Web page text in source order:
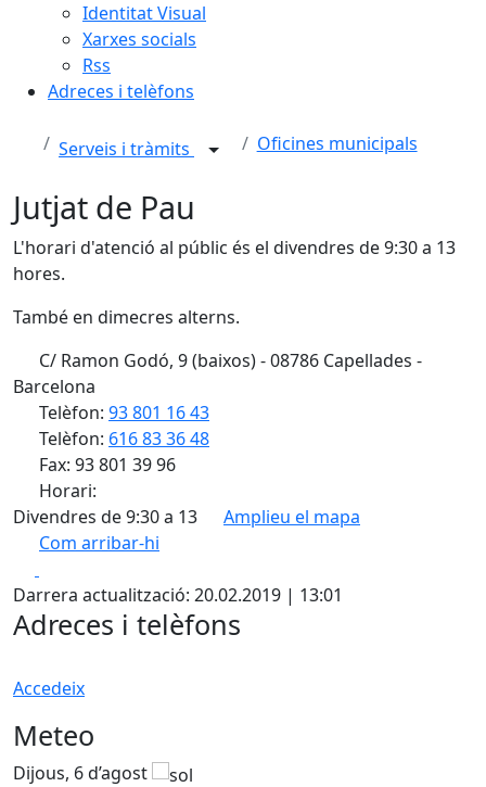
Identitat Visual
Xarxes socials
Rss
Adreces i telèfons
Serveis i tràmits Oficines municipals
Jutjat de Pau
L'horari d'atenció al públic és el divendres de 9:30 a 13
hores.
També en dimecres alterns.
C/ Ramon Godó, 9 (baixos) - 08786 Capellades -
Barcelona
Telèfon: 93 801 16 43
Telèfon: 616 83 36 48
Fax: 93 801 39 96
Horari:
Divendres de 9:30 a 13
Amplieu el mapa
Com arribar-hi
+
−
Darrera actualització: 20.02.2019 | 13:01
Adreces i telèfons
Accedeix
Meteo
Dijous, 6 d’agost